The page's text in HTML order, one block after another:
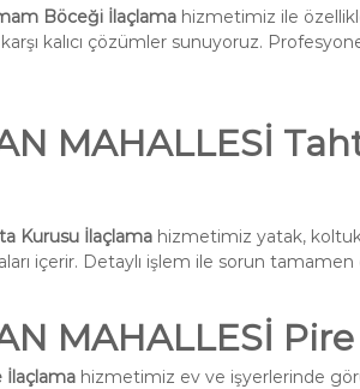
Böceği İlaçlama hizmetimiz ile
kalıcı çözümler sunuyoruz.
MAHALLESİ
Kurusu İlaçlama hizmetimiz yatak,
içerir. Detaylı işlem ile sorun tamamen
MAHALLESİ
İlaçlama hizmetimiz ev ve işyerlerinde